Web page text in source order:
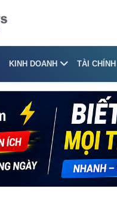
KINH DOANH TÀI CHÍNH